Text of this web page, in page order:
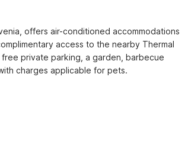
offers air-conditioned accommodations
access to the nearby Thermal
private parking, a garden, barbecue
charges applicable for pets.